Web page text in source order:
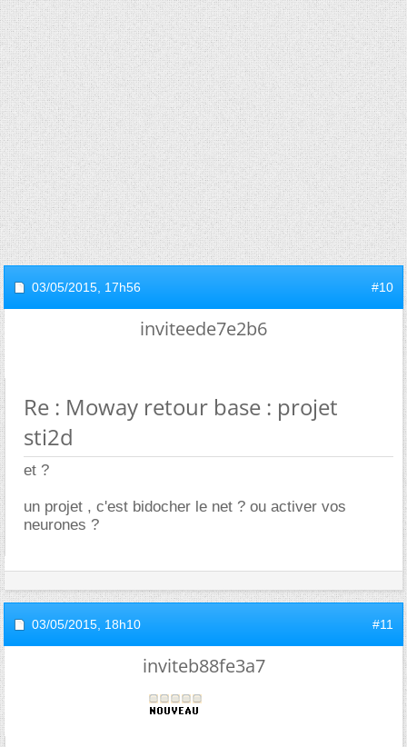
03/05/2015, 17h56 #10
inviteede7e2b6
Re : Moway retour base : projet
sti2d
et ?
un projet , c'est bidocher le net ? ou activer vos
neurones ?
03/05/2015, 18h10 #11
inviteb88fe3a7